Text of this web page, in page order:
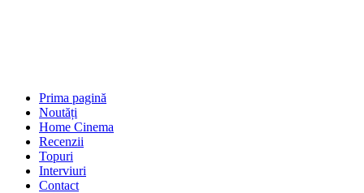
Prima pagină
Noutăți
Home Cinema
Recenzii
Topuri
Interviuri
Contact